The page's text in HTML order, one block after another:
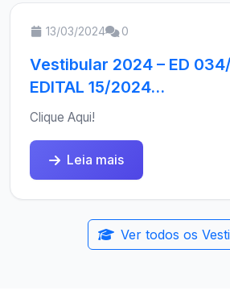
13/03/2024 0
Vestibular 2024 – ED
EDITAL 15/2024...
Clique Aqui!
Leia mais
Ver todos os